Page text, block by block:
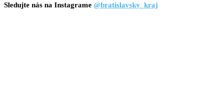
Sledujte nás na Instagrame @bratislavsky_kraj